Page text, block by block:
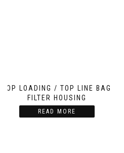
TOP LOADING / TOP LINE BAG
FILTER HOUSING
READ MORE